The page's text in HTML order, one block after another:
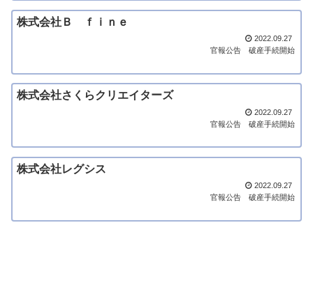
株式会社Ｂ ｆｉｎｅ
2022.09.27
官報公告
破産手続開始
株式会社さくらクリエイターズ
2022.09.27
官報公告
破産手続開始
株式会社レグシス
2022.09.27
官報公告
破産手続開始